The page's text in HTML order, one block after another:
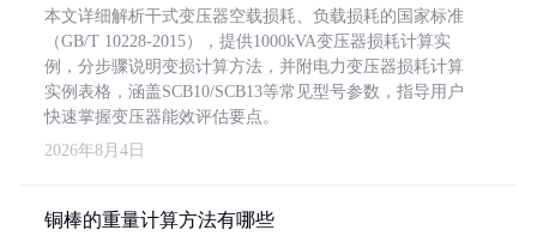
本文详细解析干式变压器空载损耗、负载损耗的国家标准
（GB/T 10228-2015），提供1000kVA变压器损耗计算实
例，分步骤说明变损计算方法，并附电力变压器损耗计算
实例表格，涵盖SCB10/SCB13等常见型号参数，指导用户
快速掌握变压器能效评估要点。
2026年8月4日
铜棒的重量计算方法有哪些